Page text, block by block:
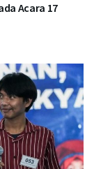
Acara 17